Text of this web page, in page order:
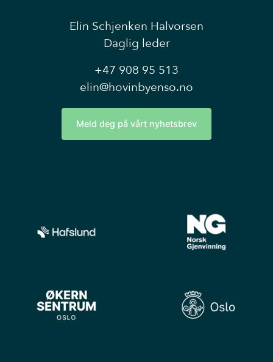
Elin Schjenken Halvorsen
Daglig leder
+47 908 95 513
elin@hovinbyenso.no
Meld deg på vårt nyhetsbrev